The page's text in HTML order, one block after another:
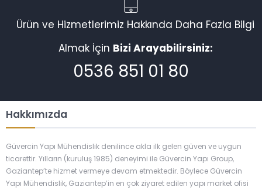
Ürün ve Hizmetlerimiz Hakkında Daha Fazla Bilgi
Almak İçin Bizi Arayabilirsiniz:
0536 851 01 80
Hakkımızda
Güvercin Yapı Mühendislik denilince akla ilk gelen güven ve uygun
ticarettir. Yılların (kuruluş 1985) deneyimi ile Güvercin Yapı Group,
Gaziantep’te hizmet vermeye devam etmektedir. Böylece Güvercin
Yapı Mühendislik, Gaziantep’in en çok ziyaret edilen yapı market ofisi